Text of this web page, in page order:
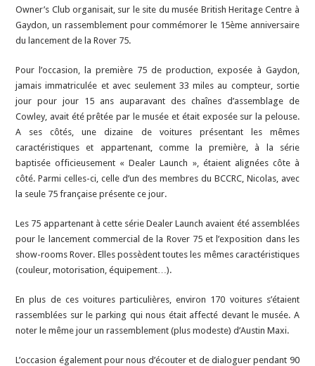
Owner’s Club organisait, sur le site du musée British Heritage Centre à
Gaydon, un rassemblement pour commémorer le 15ème anniversaire
du lancement de la Rover 75.
Pour l’occasion, la première 75 de production, exposée à Gaydon,
jamais immatriculée et avec seulement 33 miles au compteur, sortie
jour pour jour 15 ans auparavant des chaînes d’assemblage de
Cowley, avait été prêtée par le musée et était exposée sur la pelouse.
A ses côtés, une dizaine de voitures présentant les mêmes
caractéristiques et appartenant, comme la première, à la série
baptisée officieusement « Dealer Launch », étaient alignées côte à
côté. Parmi celles-ci, celle d’un des membres du BCCRC, Nicolas, avec
la seule 75 française présente ce jour.
Les 75 appartenant à cette série Dealer Launch avaient été assemblées
pour le lancement commercial de la Rover 75 et l’exposition dans les
show-rooms Rover. Elles possèdent toutes les mêmes caractéristiques
(couleur, motorisation, équipement…).
En plus de ces voitures particulières, environ 170 voitures s’étaient
rassemblées sur le parking qui nous était affecté devant le musée. A
noter le même jour un rassemblement (plus modeste) d’Austin Maxi.
L’occasion également pour nous d’écouter et de dialoguer pendant 90